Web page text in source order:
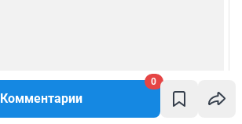
Комментарии
0